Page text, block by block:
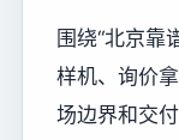
围绕“北京靠
样机、询价
场边界和交